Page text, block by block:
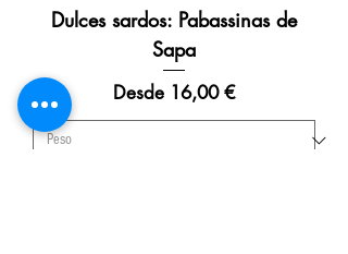
Dulces sardos: Pabassinas de
Sapa
Desde 16,00 €
Precio de oferta